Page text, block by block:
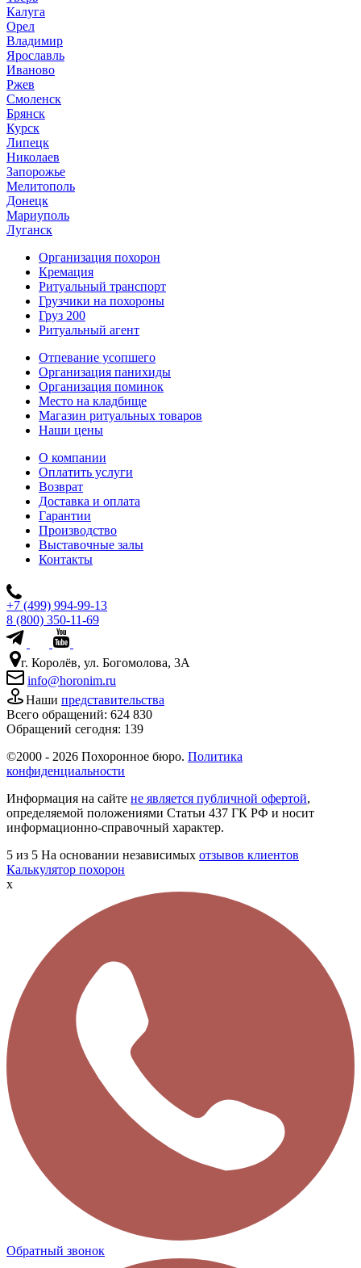
Калуга
Орел
Владимир
Ярославль
Иваново
Ржев
Смоленск
Брянск
Курск
Липецк
Николаев
Запорожье
Мелитополь
Донецк
Мариуполь
Луганск
Организация похорон
Кремация
Ритуальный транспорт
Грузчики на похороны
Груз 200
Ритуальный агент
Отпевание усопшего
Организация панихиды
Организация поминок
Место на кладбище
Магазин ритуальных товаров
Наши цены
О компании
Оплатить услуги
Возврат
Доставка и оплата
Гарантии
Производство
Выставочные залы
Контакты
+7 (499) 994-99-13
8 (800) 350-11-69
г. Королёв, ул. Богомолова, 3А
info@horonim.ru
Наши представительства
Всего обращений: 624 830
Обращений сегодня: 139
©2000 - 2026 Похоронное бюро. Политика
конфиденциальности
Информация на сайте не является публичной офертой,
определяемой положениями Статьи 437 ГК РФ и носит
информационно-справочный характер.
5 из 5 На основании независимых отзывов клиентов
Калькулятор похорон
x
Обратный звонок